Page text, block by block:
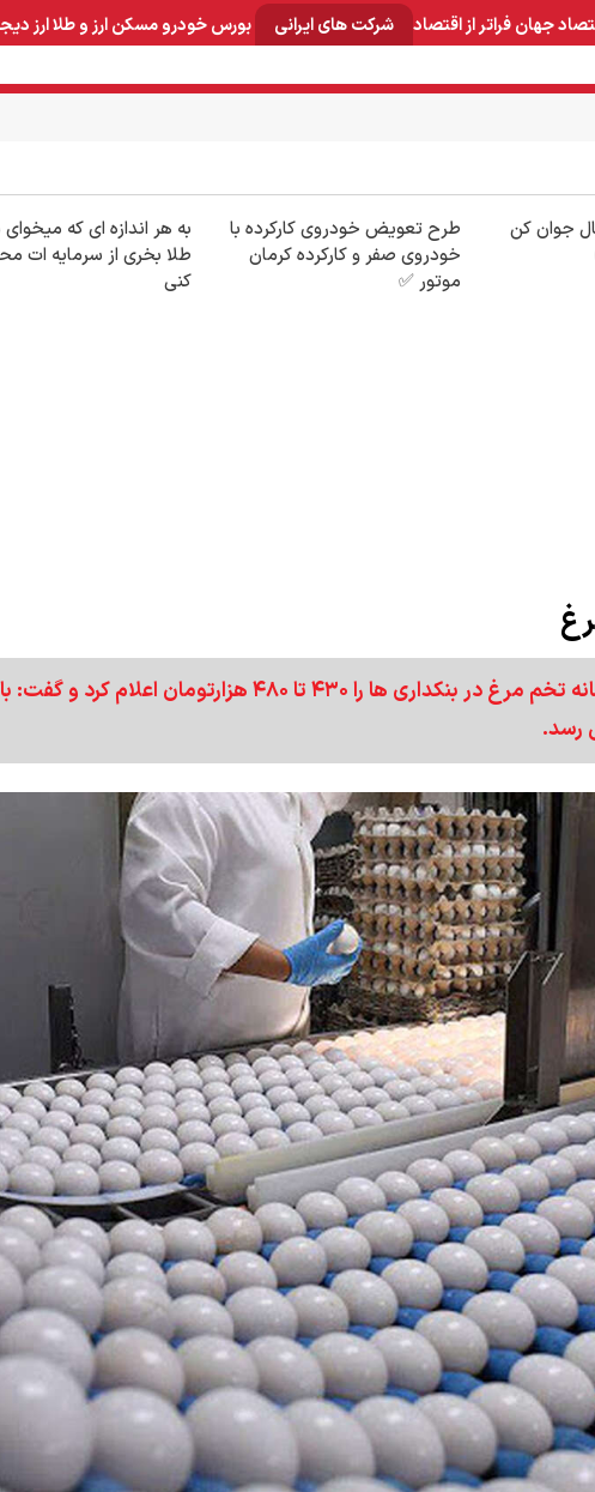
جهانفراتر از اقتصاد شرکت های ایرانی بورسخودرومسکنارز و طلاارز
10،12 سال جوان کن
طرح تعویض خودروی کارکرده با
خودروی صفر و کارکرده کرمان
موتور ✅
به هر اندازه ای که
طلا بخری از سرمایه ات
کنی
رئیس اتحادیه بنکداران مواد غذایی قیمت هرشانه تخم مرغ در بنکداری ها را ۴۳۰ تا ۴۸۰ هزارتومان اعلام کرد و گفت: با